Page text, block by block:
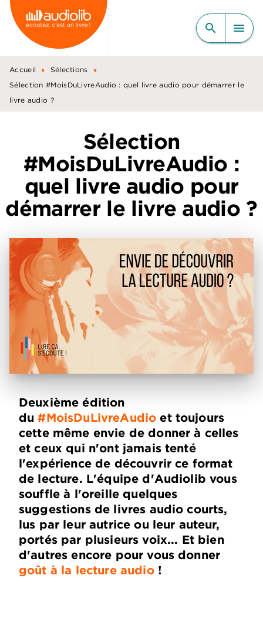
MENU RECHERCHE
CONTENU
PIED DE PAGE
search menu
Accueil • Sélections •
Sélection #MoisDuLivreAudio : quel livre audio pour démarrer le
livre audio ?
Sélection
#MoisDuLivreAudio :
quel livre audio pour
démarrer le livre audio ?
Deuxième édition
du#MoisDuLivreAudio et toujours
cette même envie de donner à celles
et ceux qui n'ont jamais tenté
l'expérience de découvrir ce format
de lecture. L'équipe d'Audiolib vous
souffle à l'oreille quelques
suggestions de livres audio courts,
lus par leur autrice ou leur auteur,
portés par plusieurs voix... Et bien
d'autres encore pour vous donner
goût à la lecture audio!